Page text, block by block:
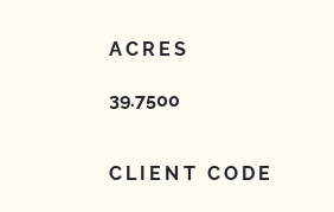
ACRES
39.7500
CLIENT CODE